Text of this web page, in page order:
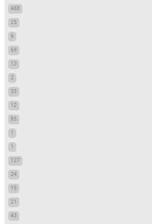
488
25
6
69
13
2
33
12
85
1
1
127
24
15
21
43